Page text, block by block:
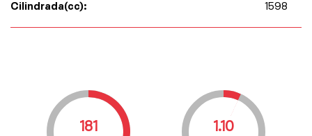
Cilindrada(cc): 1598
181 1.10